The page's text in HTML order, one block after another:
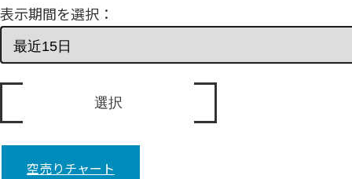
表示期間を選択：
空売りチャート